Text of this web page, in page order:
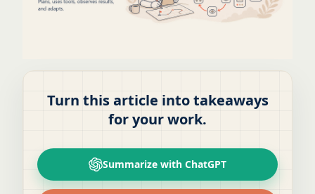
Turn this article into takeaways
for your work.
Summarize with ChatGPT